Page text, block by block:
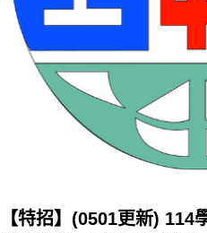
【特招】(0501更新)